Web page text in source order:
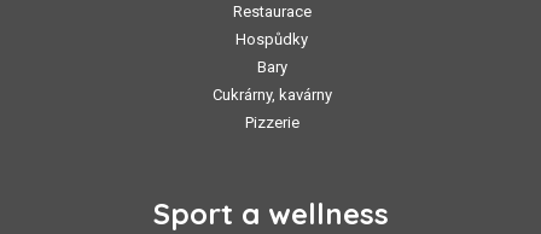
Restaurace
Hospůdky
Bary
Cukrárny, kavárny
Pizzerie
Sport a wellness